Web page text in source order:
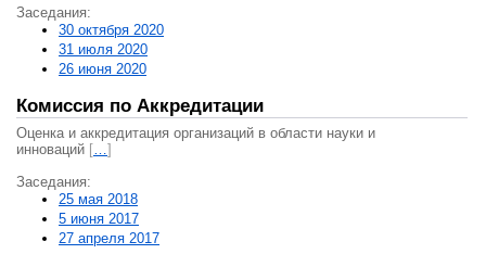
Заседания:
30 октября 2020
31 июля 2020
26 июня 2020
Комиссия по Аккредитации
Оценка и аккредитация организаций в области науки и
инноваций […]
Заседания:
25 мая 2018
5 июня 2017
27 апреля 2017